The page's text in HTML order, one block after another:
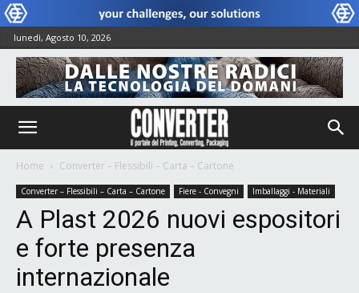
lunedì, Agosto 10, 2026
Home Converter – Flessibili – Carta – Cartone
Converter – Flessibili – Carta – Cartone Fiere - Convegni Imballaggi - Materiali
A Plast 2026 nuovi espositori
e forte presenza
internazionale